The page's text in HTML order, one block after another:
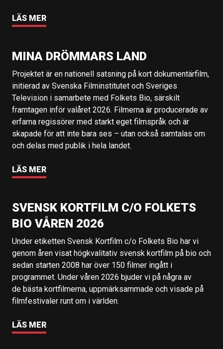
LÄS MER
MINA DRÖMMARS LAND
Projektet är en nationell satsning på kort dokumentärfilm,
initierad av Svenska Filminstitutet och Sveriges
Television i samarbete med Folkets Bio, särskilt
framtagen inför valåret 2026. Filmerna är producerade av
erfarna regissörer med starkt eget filmspråk och är
skapade för att inte bara ses – utan också samtalas om
och delas med publik i hela landet.
LÄS MER
SVENSK KORTFILM C/O FOLKETS
BIO VÅREN 2026
Under etiketten Svensk Kortfilm c/o Folkets Bio har vi
genom åren visat högkvalitativ svensk kortfilm på bio och
sedan starten 2008 har över 150 filmer ingått i
programmet. Under våren 2026 bjuder vi på några av
de bästa kortfilmerna, uppmärksammade och visade på
filmfestivaler runt om i världen.
LÄS MER